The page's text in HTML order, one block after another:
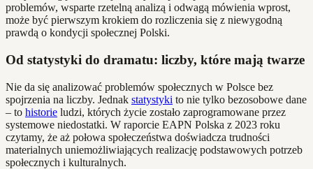
problemów, wsparte rzetelną analizą i odwagą mówienia wprost,
może być pierwszym krokiem do rozliczenia się z niewygodną
prawdą o kondycji społecznej Polski.
Od statystyki do dramatu: liczby, które mają twarze
Nie da się analizować problemów społecznych w Polsce bez
spojrzenia na liczby. Jednak statystyki to nie tylko bezosobowe dane
– to historie ludzi, których życie zostało zaprogramowane przez
systemowe niedostatki. W raporcie EAPN Polska z 2023 roku
czytamy, że aż połowa społeczeństwa doświadcza trudności
materialnych uniemożliwiających realizację podstawowych potrzeb
społecznych i kulturalnych.